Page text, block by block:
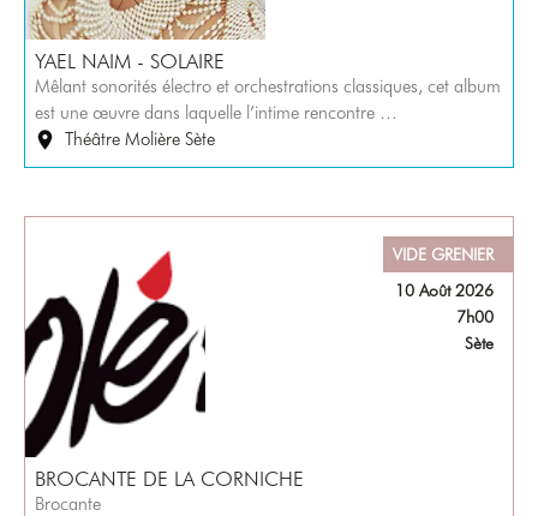
YAEL NAIM - SOLAIRE
Mêlant sonorités électro et orchestrations classiques, cet album
est une œuvre dans laquelle l’intime rencontre …
Théâtre Molière Sète
VIDE GRENIER
10 Août 2026
7h00
Sète
BROCANTE DE LA CORNICHE
Brocante